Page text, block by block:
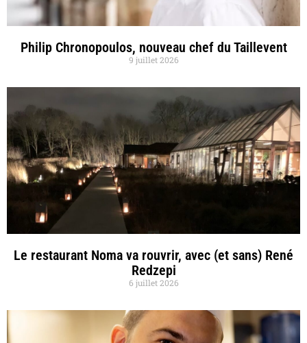
Philip Chronopoulos, nouveau chef du Taillevent
9 juillet 2026
Le restaurant Noma va rouvrir, avec (et sans) René
Redzepi
6 juillet 2026